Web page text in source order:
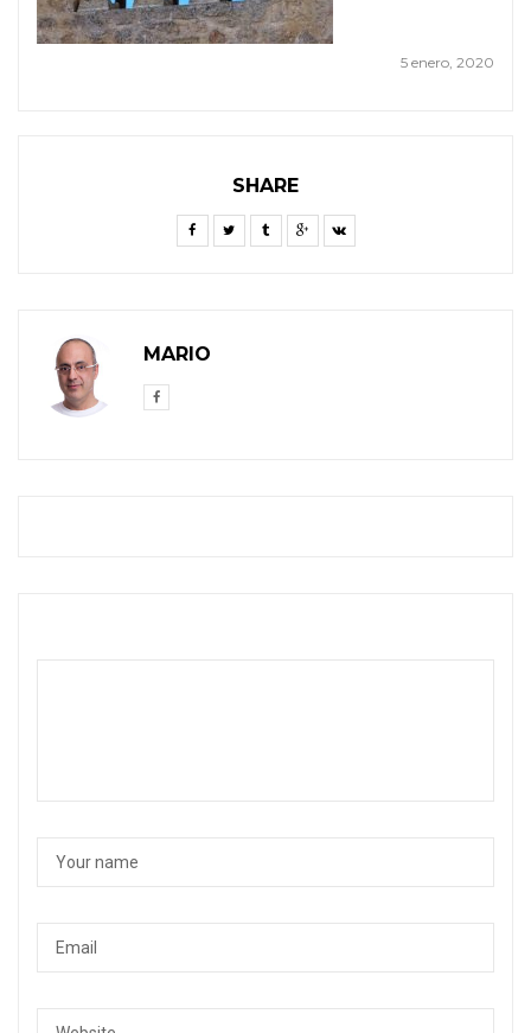
5 enero, 2020
SHARE
MARIO